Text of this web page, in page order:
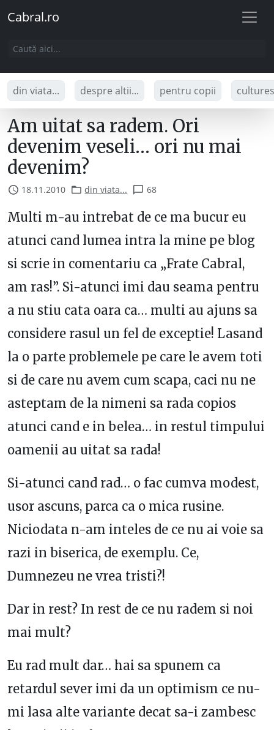
Cabral.ro
din viata... despre altii... pentru copii
Am uitat sa radem. Ori
devenim veseli… ori nu mai
devenim?
18.11.2010 din viata... 68
Multi m-au intrebat de ce ma bucur eu
atunci cand lumea intra la mine pe blog
si scrie in comentariu ca „Frate Cabral,
am ras!”. Si-atunci imi dau seama pentru
a nu stiu cata oara ca… multi au ajuns sa
considere rasul un fel de exceptie! Lasand
la o parte problemele pe care le avem toti
si de care nu avem cum scapa, caci nu ne
asteptam de la nimeni sa rada copios
atunci cand e in belea… in restul timpului
oamenii au uitat sa rada!
Si-atunci cand rad… o fac cumva modest,
usor ascuns, parca ca o mica rusine.
Niciodata n-am inteles de ce nu ai voie sa
razi in biserica, de exemplu. Ce,
Dumnezeu ne vrea tristi?!
Dar in rest? In rest de ce nu radem si noi
mai mult?
Eu rad mult dar… hai sa spunem ca
retardul sever imi da un optimism ce nu-
mi lasa alte variante decat sa-i zambesc